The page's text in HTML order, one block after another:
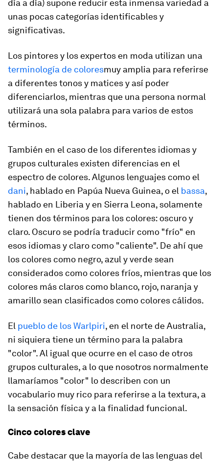
día a día) supone reducir esta inmensa variedad a
unas pocas categorías identificables y
significativas.
Los pintores y los expertos en moda utilizan una
terminología de coloresmuy amplia para referirse
a diferentes tonos y matices y así poder
diferenciarlos, mientras que una persona normal
utilizará una sola palabra para varios de estos
términos.
También en el caso de los diferentes idiomas y
grupos culturales existen diferencias en el
espectro de colores. Algunos lenguajes como el
dani, hablado en Papúa Nueva Guinea, o el bassa,
hablado en Liberia y en Sierra Leona, solamente
tienen dos términos para los colores: oscuro y
claro. Oscuro se podría traducir como "frío" en
esos idiomas y claro como "caliente". De ahí que
los colores como negro, azul y verde sean
considerados como colores fríos, mientras que los
colores más claros como blanco, rojo, naranja y
amarillo sean clasificados como colores cálidos.
El pueblo de los Warlpiri, en el norte de Australia,
ni siquiera tiene un término para la palabra
"color". Al igual que ocurre en el caso de otros
grupos culturales, a lo que nosotros normalmente
llamaríamos "color" lo describen con un
vocabulario muy rico para referirse a la textura, a
la sensación física y a la finalidad funcional.
Cinco colores clave
Cabe destacar que la mayoría de las lenguas del